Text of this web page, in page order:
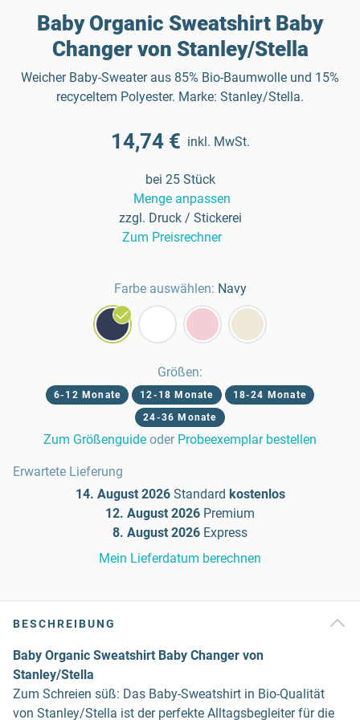
Baby Organic Sweatshirt Baby
Changer von Stanley/Stella
Weicher Baby-Sweater aus 85% Bio-Baumwolle und 15%
recyceltem Polyester. Marke: Stanley/Stella.
14,74 € inkl. MwSt.
bei 25 Stück
Menge anpassen
zzgl. Druck / Stickerei
Zum Preisrechner
Farbe auswählen: Navy
Größen:
6-12 Monate 12-18 Monate
18-24 Monate
24-36 Monate
Zum Größenguide oder Probeexemplar bestellen
Erwartete Lieferung
14. August 2026 Standard kostenlos
12. August 2026 Premium
8. August 2026 Express
Mein Lieferdatum berechnen
BESCHREIBUNG
Baby Organic Sweatshirt Baby Changer von
Stanley/Stella
Zum Schreien süß: Das Baby-Sweatshirt in Bio-Qualität
von Stanley/Stella ist der perfekte Alltagsbegleiter für die